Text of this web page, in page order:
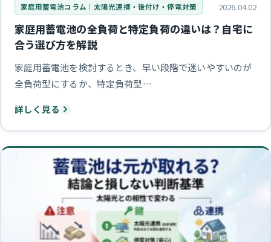
家庭用蓄電池コラム｜太陽光連携・後付け・停電対策 2026.04.02
家庭用蓄電池の全負荷と特定負荷の違いは？自宅に
合う選び方を解説
家庭用蓄電池を検討するとき、早い段階で迷いやすいのが
全負荷型にするか、特定負荷型…
詳しく見る